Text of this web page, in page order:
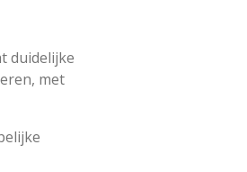
duidelijke
met